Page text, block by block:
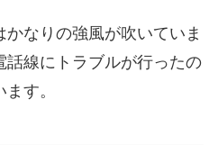
なりの強風が吹いていま
話線にトラブルが行ったの
す。